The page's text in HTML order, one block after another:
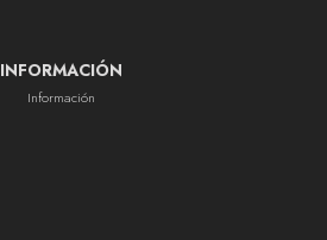
INFORMACIÓN
Información